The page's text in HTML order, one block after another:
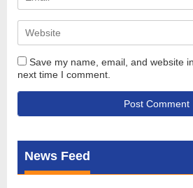
Save my name, email, and website
next time I comment.
News Feed